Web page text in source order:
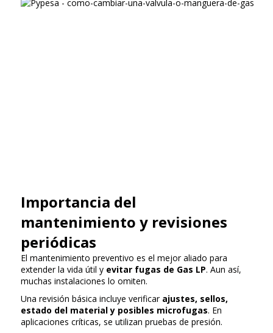
Importancia del
mantenimiento y revisiones
periódicas
El mantenimiento preventivo es el mejor aliado para
extender la vida útil y evitar fugas de Gas LP. Aun así,
muchas instalaciones lo omiten.
Una revisión básica incluye verificar ajustes, sellos,
estado del material y posibles microfugas. En
aplicaciones críticas, se utilizan pruebas de presión.